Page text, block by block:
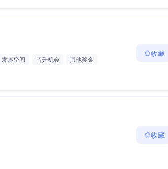
发展空间 晋升机会
其他奖金
收藏
收藏